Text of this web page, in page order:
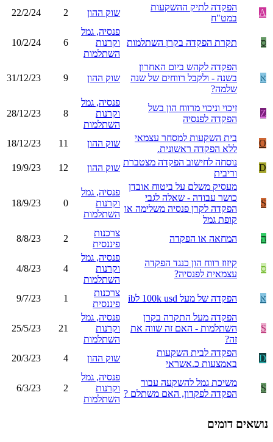
A
הפקדה לתיק ההשקעות
במט"ח
שוק ההון 2
22/2/24
ס תקרת הפקדה בקרן השתלמות
פנסיה, גמל
וקרנות
השתלמות
6
10/2/24
א
הפקדה לקהש ביום האחרון
בשנה - ולקבל רווחים של שנה
שלמה?
שוק ההון 9
31/12/23
Z
זיכוי וניכוי מרווח הון בשל
הפקדה לפנסיה
פנסיה, גמל
וקרנות
השתלמות
8
28/12/23
O
בית השקעות למסחר עצמאי
ללא הפקדה ראשונית.
שוק ההון 11
18/12/23
D
נוסחה לחישוב הפקדה מצטברת
וריבית
שוק ההון 12
19/9/23
S
מעסיק משלם על ביטוח אובדן
כושר עבודה - שאלה לגבי
הפקדה לקרן פנסיה משלימה או
קופת גמל
פנסיה, גמל
וקרנות
השתלמות
0
18/9/23
ה המחאה או הפקדה
צרכנות
פיננסית
2
8/8/23
ס
קיזוז רווח הון כנגד הפקדה
עצמאית לפנסיה?
פנסיה, גמל
וקרנות
השתלמות
4
4/8/23
א הפקדה של מעל 100k usd לib
צרכנות
פיננסית
1
9/7/23
S
הפקדה מעל התקרה בקרן
השתלמות - האם זה שווה את
זה?
פנסיה, גמל
וקרנות
השתלמות
21
25/5/23
D
הפקדה לבית השקעות
באמצעות כ.אשראי
שוק ההון 4
20/3/23
S
משיכת גמל להשקעה עבור
הפקדה לפקדון, האם משתלם ?
פנסיה, גמל
וקרנות
השתלמות
2
6/3/23
נושאים דומים